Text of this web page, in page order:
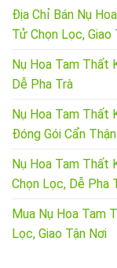
Địa Chỉ Bán Nụ
Tử Chọn Lọc, Giao
Nụ Hoa Tam Thất
Dễ Pha Trà
Nụ Hoa Tam Thất
Đóng Gói Cẩn Thận
Nụ Hoa Tam Thất
Chọn Lọc, Dễ Pha
Mua Nụ Hoa Tam
Lọc, Giao Tận Nơi